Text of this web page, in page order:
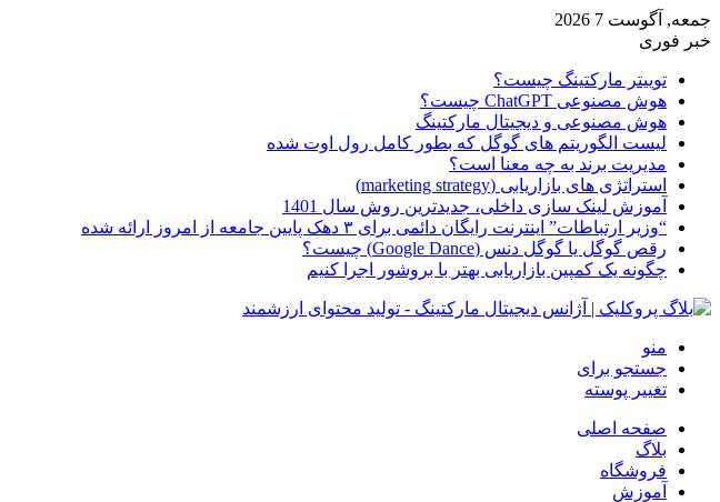
جمعه, آگوست 7 2026
خبر فوری
توییتر مارکتینگ چیست؟
هوش مصنوعی ChatGPT چیست؟
هوش مصنوعی و دیجیتال مارکتینگ
لیست الگوریتم های گوگل که بطور کامل رول اوت شده
مدیریت برند به چه معنا است؟
استراتژی های بازاریابی (marketing strategy)
آموزش لینک سازی داخلی، جدیدترین روش سال 1401
“وزیر ارتباطات” اینترنت رایگان دائمی برای ۳ دهک پایین جامعه از امروز ارائه شده
رقص گوگل یا گوگل دنس (Google Dance) چیست؟
چگونه یک کمپین بازاریابی بهتر با بروشور اجرا کنیم
منو
جستجو برای
تغییر پوسته
صفحه اصلی
بلاگ
فروشگاه
آموزش